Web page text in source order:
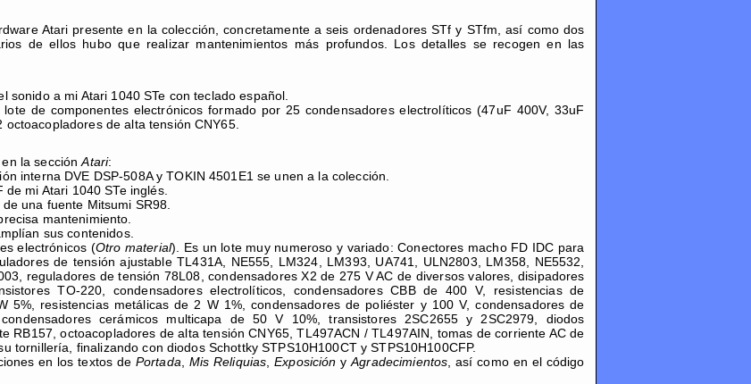
Atari presente en la colección, concretamente a seis ordenadores STf y STfm, así como dos
de ellos hubo que realizar mantenimientos más profundos. Los detalles se recogen en las
sonido a mi Atari 1040 STe con teclado español.
de componentes electrónicos formado por 25 condensadores electrolíticos (47uF 400V, 33uF
octoacopladores de alta tensión CNY65.
en la secciónAtari:
interna DVE DSP-508A y TOKIN 4501E1 se unen a la colección.
mi Atari 1040 STe inglés.
una fuente Mitsumi SR98.
mantenimiento.
sus contenidos.
electrónicos (Otro material). Es un lote muy numeroso y variado: Conectores macho FD IDC para
de tensión ajustable TL431A, NE555, LM324, LM393, UA741, ULN2803, LM358, NE5532,
reguladores de tensión 78L08, condensadores X2 de 275 V AC de diversos valores, disipadores
TO-220, condensadores electrolíticos, condensadores CBB de 400 V, resistencias de
5%, resistencias metálicas de 2 W 1%, condensadores de poliéster y 100 V, condensadores de
cerámicos multicapa de 50 V 10%, transistores 2SC2655 y 2SC2979, diodos
RB157, octoacopladores de alta tensión CNY65, TL497ACN / TL497AIN, tomas de corriente AC de
tornillería, finalizando con diodos Schottky STPS10H100CT y STPS10H100CFP.
en los textos de Portada Mis Reliquias ,Exposición yAgradecimientos , así como en el código